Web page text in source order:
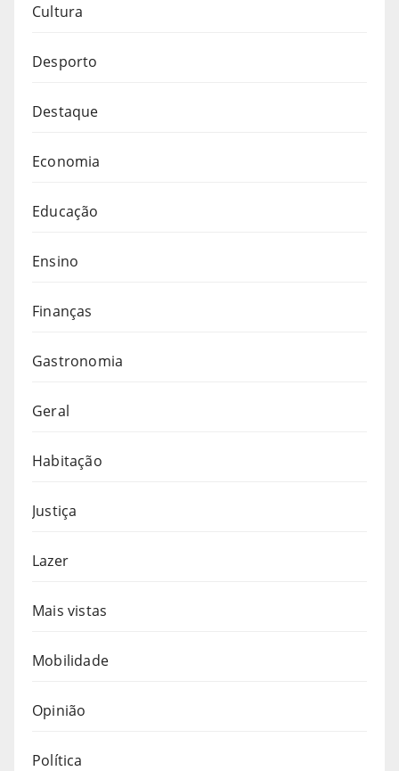
Cultura
Desporto
Destaque
Economia
Educação
Ensino
Finanças
Gastronomia
Geral
Habitação
Justiça
Lazer
Mais vistas
Mobilidade
Opinião
Política